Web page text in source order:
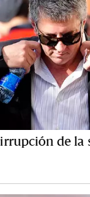
de la